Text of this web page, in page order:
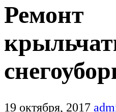
Ремонт
19 октября, 2017